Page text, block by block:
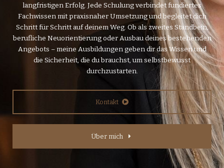
langfristigen Erfolg. Jede Schulung verbindet fundiertes
Fachwissen mit praxisnaher Umsetzung und begleitet dich
Schritt für Schritt auf deinem Weg. Ob als zweites Standbein,
berufliche Neuorientierung oder Ausbau deines bestehenden
Angebots – meine Ausbildungen geben dir das Wissen und
die Sicherheit, die du brauchst, um selbstbewusst
durchzustarten.
Kontakt
Über mich